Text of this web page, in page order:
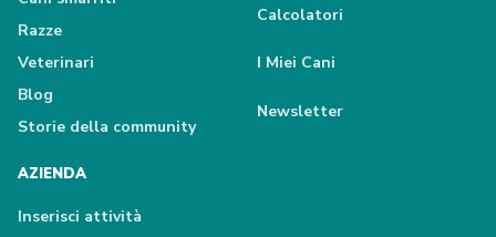
Razze
Veterinari
Blog
Storie della community
Calcolatori
I Miei Cani
Newsletter
AZIENDA
Inserisci attività